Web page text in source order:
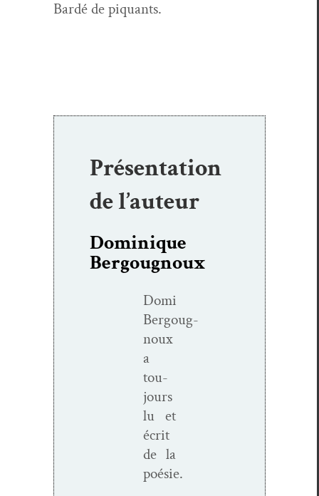
Bardé de piquants.
Présentation
de l’auteur
Dominique
Bergougnoux
Domi
Bergoug­
noux
a
tou­
jours
lu et
écrit
de la
poésie.